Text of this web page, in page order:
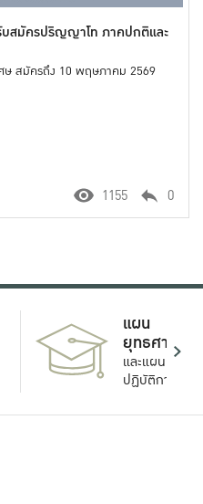
บสมัครปริญญาโท ภาคปกติและ
ถึง 10 เมษายน ภาคพิเศษ สมัครถึง 10 พฤษภาคม 2569
1155 0
แผน
ยุทธศาสตร์
และแผน
ปฏิบัติการ